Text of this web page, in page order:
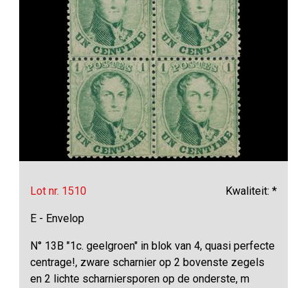
Lot nr. 1510 Kwaliteit: *
E - Envelop
N° 13B "1c. geelgroen" in blok van 4, quasi perfecte
centrage!, zware scharnier op 2 bovenste zegels
en 2 lichte scharniersporen op de onderste, m